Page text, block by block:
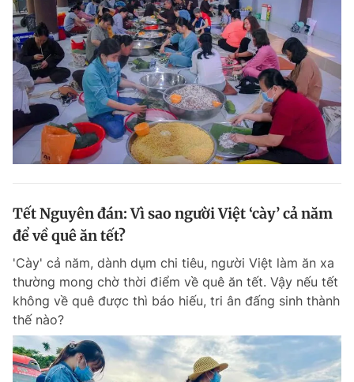
Tết Nguyên đán: Vì sao người Việt ‘cày’ cả năm
để về quê ăn tết?
'Cày' cả năm, dành dụm chi tiêu, người Việt làm ăn xa
thường mong chờ thời điểm về quê ăn tết. Vậy nếu tết
không về quê được thì báo hiếu, tri ân đấng sinh thành
thế nào?